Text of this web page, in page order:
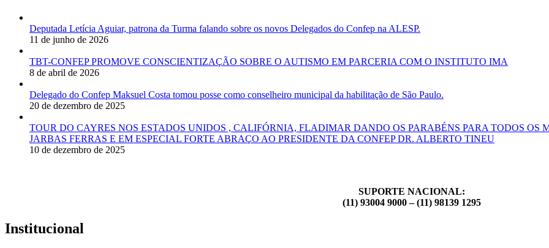
Deputada Letícia Aguiar, patrona da Turma falando sobre os novos Delegados do Confep na ALESP.
11 de junho de 2026
TBT-CONFEP PROMOVE CONSCIENTIZAÇÃO SOBRE O AUTISMO EM PARCERIA COM O INSTITUTO IMA
8 de abril de 2026
Delegado do Confep Maksuel Costa tomou posse como conselheiro municipal da habilitação de São Paulo.
20 de dezembro de 2025
TOUR DO CAYRES NOS ESTADOS UNIDOS , CALIFÓRNIA, FLADIMAR DANDO OS PARABÉNS PARA TODOS OS
JARBAS FERRAS E EM ESPECIAL FORTE ABRAÇO AO PRESIDENTE DA CONFEP DR. ALBERTO TINEU
10 de dezembro de 2025
SUPORTE NACIONAL:
(11) 93004 9000 – (11) 98139 1295
Institucional